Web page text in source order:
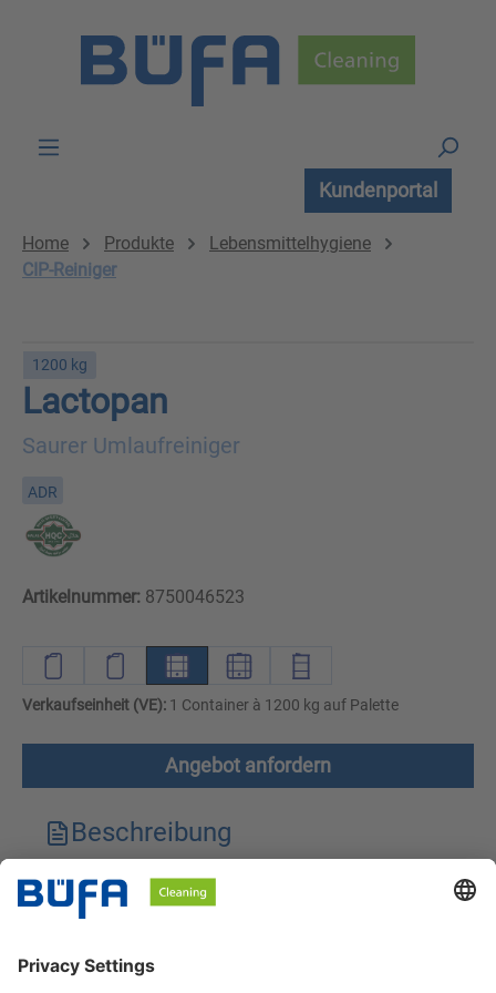
Kundenportal
Home Produkte
Lebensmittelhygiene
CIP-Reiniger
1200 kg
Lactopan
Saurer Umlaufreiniger
ADR
Artikelnummer: 8750046523
Verkaufseinheit (VE): 1 Container à 1200 kg auf Palette
Angebot anfordern
Beschreibung
Technische Merkmale
Sicherheitshinweise